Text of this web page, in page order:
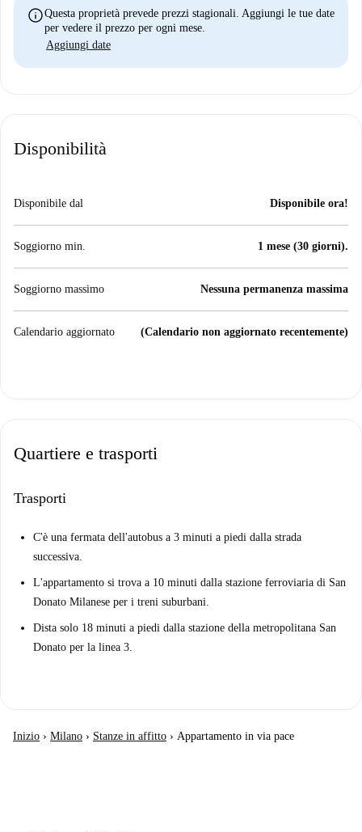
infoQuesta proprietà prevede prezzi stagionali. Aggiungi le tue date
per vedere il prezzo per ogni mese.
Aggiungi date
Disponibilità
Disponibile dal Disponibile ora!
Soggiorno min. 1 mese (30 giorni).
Soggiorno massimo Nessuna permanenza massima
Calendario aggiornato (Calendario non aggiornato recentemente)
Quartiere e trasporti
Trasporti
C'è una fermata dell'autobus a 3 minuti a piedi dalla strada
successiva.
L'appartamento si trova a 10 minuti dalla stazione ferroviaria di San
Donato Milanese per i treni suburbani.
Dista solo 18 minuti a piedi dalla stazione della metropolitana San
Donato per la linea 3.
Inizio › Milano › Stanze in affitto › Appartamento in via pace